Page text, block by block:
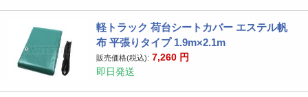
軽トラック 荷台シートカバー エステル帆
布 平張りタイプ 1.9m×2.1m
販売価格(税込): 7,260 円
即日発送